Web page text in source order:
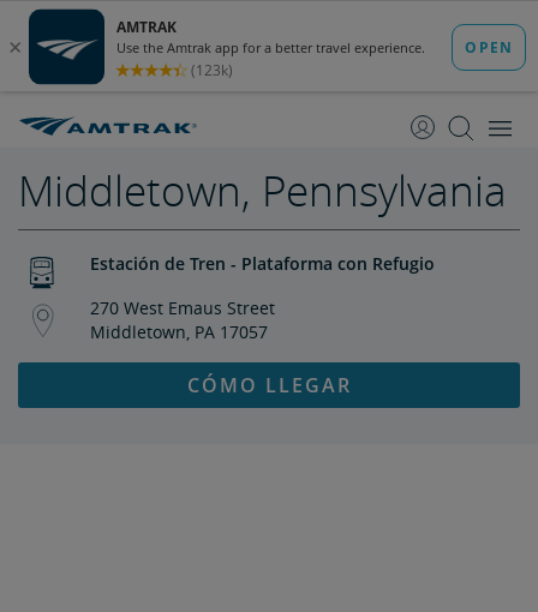
Contenido
Navegación
Middletown, Pennsylvania
Estación de Tren - Plataforma con Refugio
270 West Emaus Street
Middletown, PA 17057
CÓMO LLEGAR